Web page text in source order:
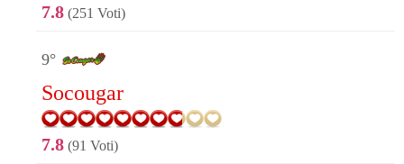
7.8 (251 Voti)
9°
Socougar
7.8 (91 Voti)